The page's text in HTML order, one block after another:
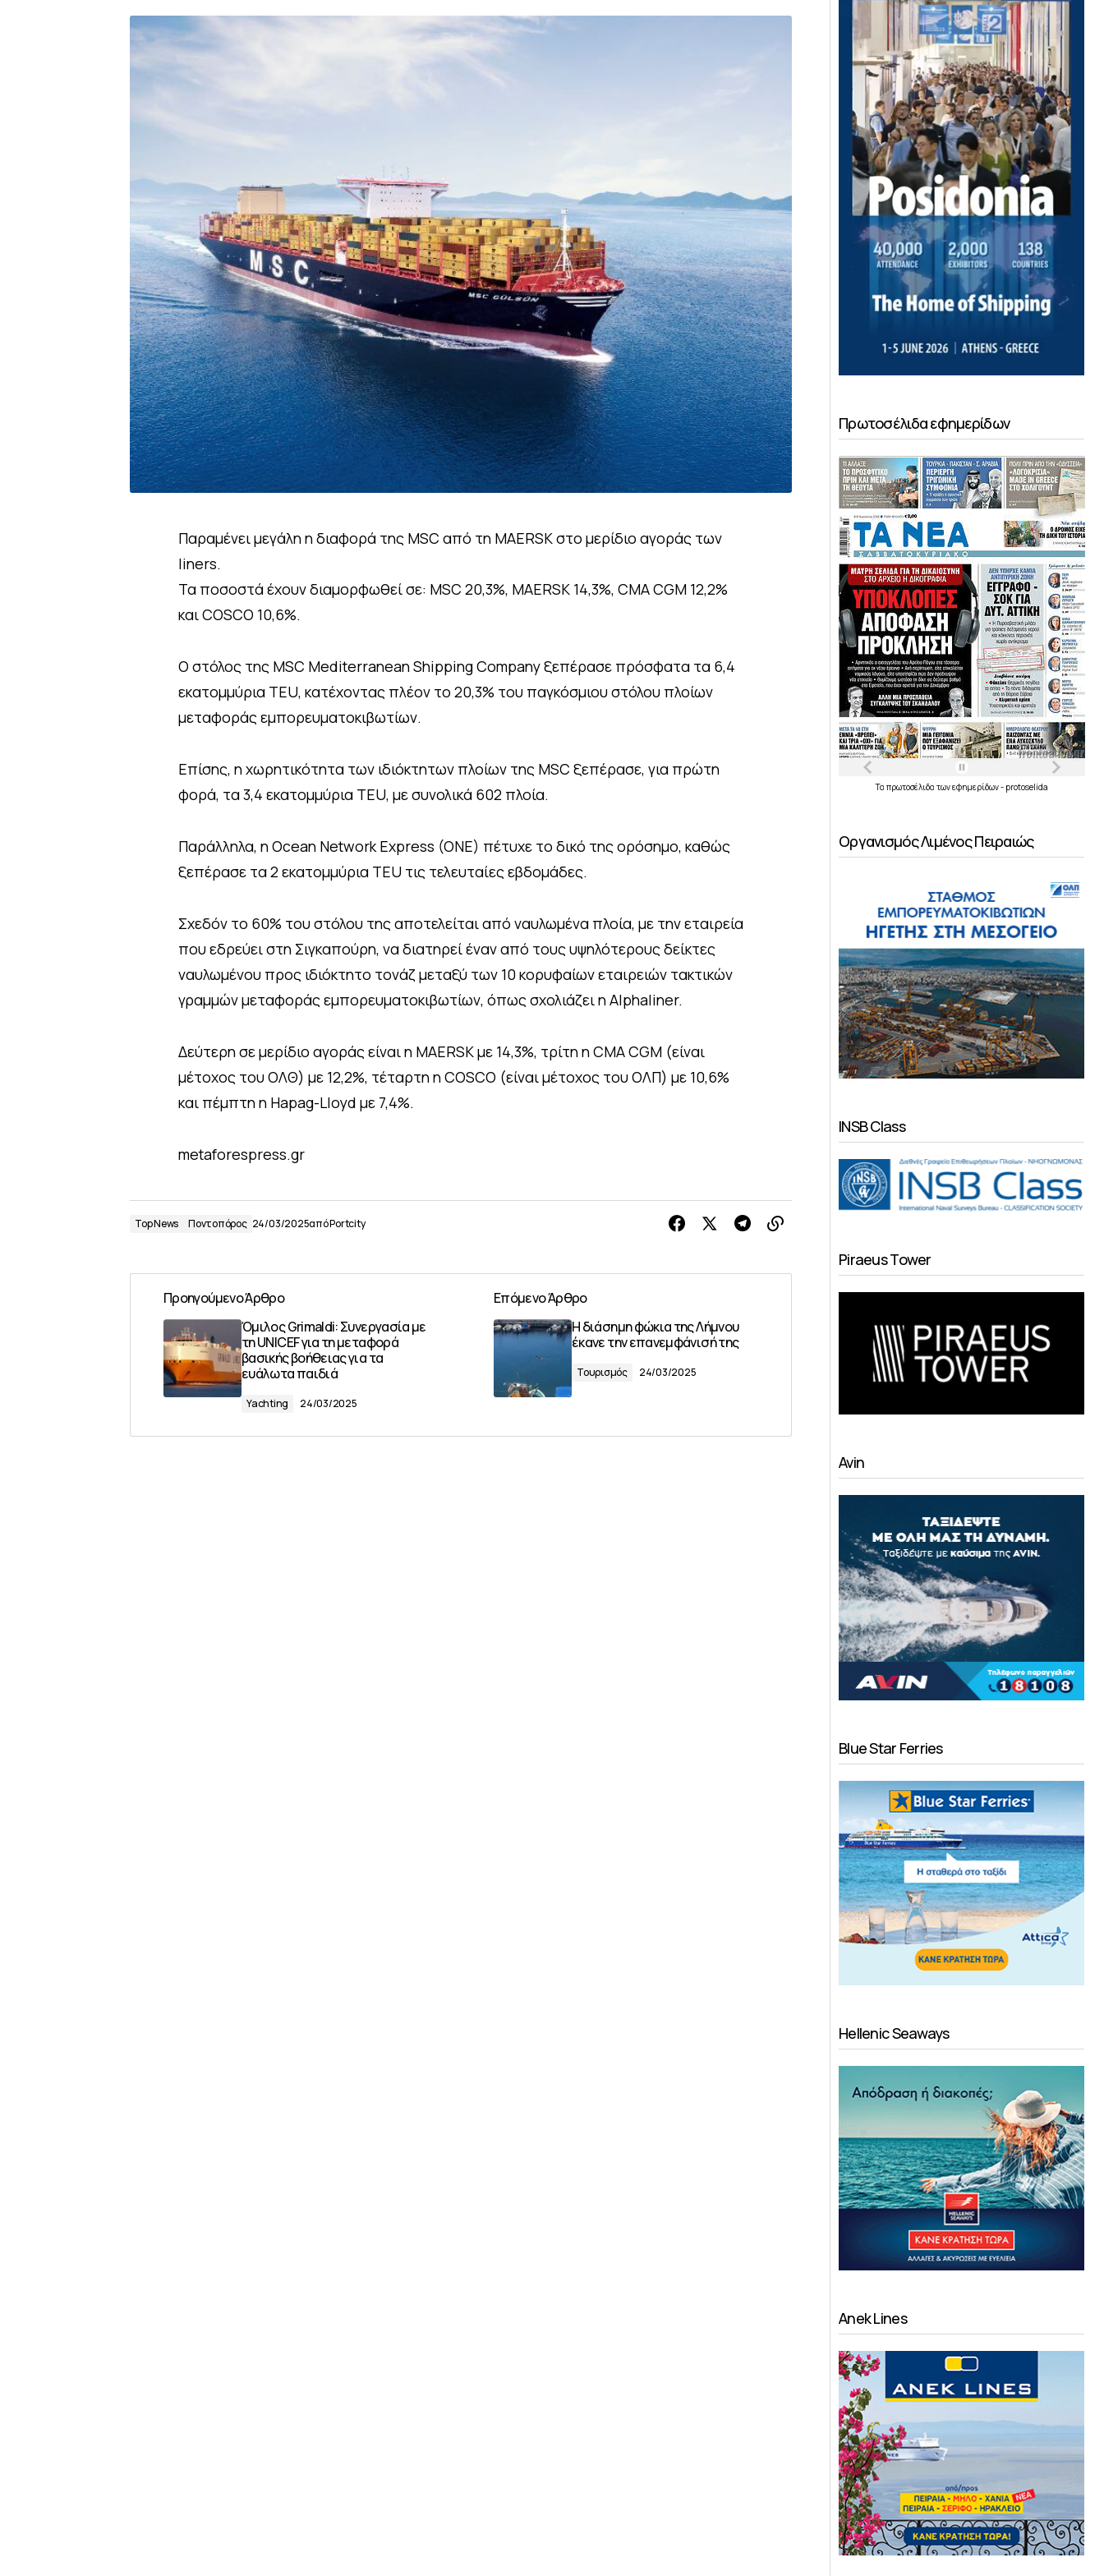
Παραμένει μεγάλη η διαφορά της MSC από τη MAERSK στο μερίδιο αγοράς των
liners.
Τα ποσοστά έχουν διαμορφωθεί σε: MSC 20,3%, MAERSK 14,3%, CMA CGM 12,2%
και COSCO 10,6%.
O στόλος της MSC Mediterranean Shipping Company ξεπέρασε πρόσφατα τα 6,4
εκατομμύρια TEU, κατέχοντας πλέον το 20,3% του παγκόσμιου στόλου πλοίων
μεταφοράς εμπορευματοκιβωτίων.
Επίσης, η χωρητικότητα των ιδιόκτητων πλοίων της MSC ξεπέρασε, για πρώτη
φορά, τα 3,4 εκατομμύρια TEU, με συνολικά 602 πλοία.
Παράλληλα, η Ocean Network Express (ONE) πέτυχε το δικό της ορόσημο, καθώς
ξεπέρασε τα 2 εκατομμύρια TEU τις τελευταίες εβδομάδες.
Σχεδόν το 60% του στόλου της αποτελείται από ναυλωμένα πλοία, με την εταιρεία
που εδρεύει στη Σιγκαπούρη, να διατηρεί έναν από τους υψηλότερους δείκτες
ναυλωμένου προς ιδιόκτητο τονάζ μεταξύ των 10 κορυφαίων εταιρειών τακτικών
γραμμών μεταφοράς εμπορευματοκιβωτίων, όπως σχολιάζει η Alphaliner.
Δεύτερη σε μερίδιο αγοράς είναι η MAERSK με 14,3%, τρίτη η CMA CGM (είναι
μέτοχος του ΟΛΘ) με 12,2%, τέταρτη η COSCO (είναι μέτοχος του ΟΛΠ) με 10,6%
και πέμπτη η Hapag-Lloyd με 7,4%.
metaforespress.gr
Top News Ποντοπόρος 24/03/2025απόPortcity
Προηγούμενο Άρθρο
Όμιλος Grimaldi: Συνεργασία με
τη UNICEF για τη μεταφορά
βασικής βοήθειας για τα
ευάλωτα παιδιά
Yachting 24/03/2025
Επόμενο Άρθρο
Η διάσημη φώκια της Λήμνου
έκανε την επανεμφάνισή της
Τουρισμός 24/03/2025
Πρωτοσέλιδα εφημερίδων
Τα πρωτοσέλιδα τωνεφημερίδων- protoselida
Οργανισμός Λιμένος Πειραιώς
INSB Class
Piraeus Tower
Avin
Blue Star Ferries
Hellenic Seaways
Anek Lines